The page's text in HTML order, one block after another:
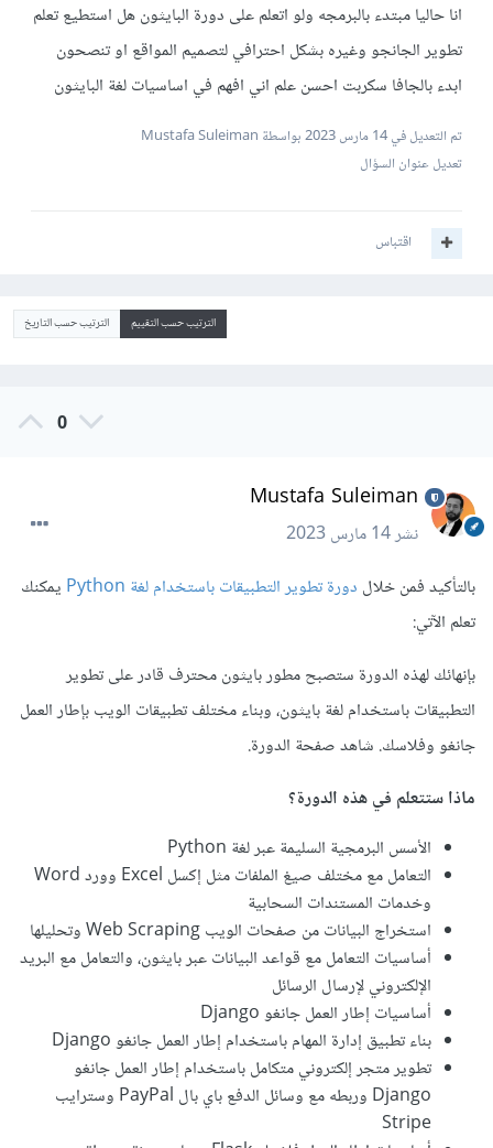
انا حاليا مبتدء بالبرمجه ولو اتعلم على دورة البايثون هل استطيع تعلم
تطوير الجانجو وغيره بشكل احترافي لتصميم المواقع او تنصحون
ابدء بالجافا سكربت احسن علم اني افهم في اساسيات لغة البايثون
تم التعديل في14 مارس 2023
بواسطة Mustafa Suleiman
تعديل عنوان السؤال
اقتباس
الترتيب حسب التقييم الترتيب حسب التاريخ
0
Mustafa Suleiman
نشر14 مارس 2023
بالتأكيد فمن خلال دورة تطوير التطبيقات باستخدام لغة Python
يمكنك
تعلم الآتي:
بإنهائك لهذه الدورة ستصبح مطور بايثون محترف قادر على تطوير
التطبيقات باستخدام لغة بايثون، وبناء مختلف تطبيقات الويب بإطار العمل
جانغو وفلاسك. شاهد صفحة الدورة.
ماذا ستتعلم في هذه الدورة؟
الأسس البرمجية السليمة عبر لغة Python
التعامل مع مختلف صيغ الملفات مثل إكسل Excel وورد Word
وخدمات المستندات السحابية
استخراج البيانات من صفحات الويب Web Scraping وتحليلها
أساسيات التعامل مع قواعد البيانات عبر بايثون، والتعامل مع البريد
الإلكتروني لإرسال الرسائل
أساسيات إطار العمل جانغو Django
بناء تطبيق إدارة المهام باستخدام إطار العمل جانغو Django
تطوير متجر إلكتروني متكامل باستخدام إطار العمل جانغو
Django وربطه مع وسائل الدفع باي بال PayPal وسترايب
Stripe